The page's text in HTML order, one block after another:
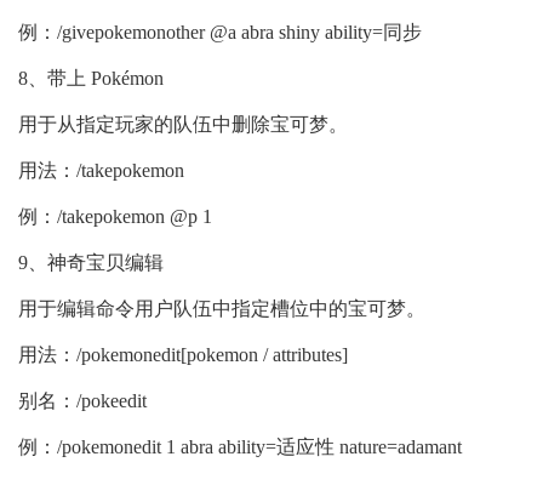
例：/givepokemonother @a abra shiny ability=同步
8、带上 Pokémon
用于从指定玩家的队伍中删除宝可梦。
用法：/takepokemon
例：/takepokemon @p 1
9、神奇宝贝编辑
用于编辑命令用户队伍中指定槽位中的宝可梦。
用法：/pokemonedit[pokemon / attributes]
别名：/pokeedit
例：/pokemonedit 1 abra ability=适应性 nature=adamant